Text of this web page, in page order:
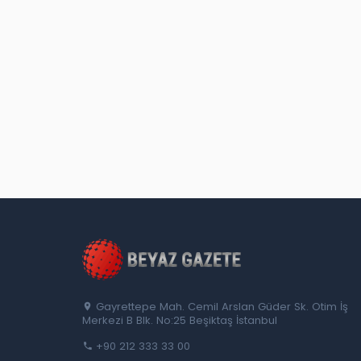
Gayrettepe Mah. Cemil Arslan Güder Sk. Otim İş
Merkezi B Blk. No:25 Beşiktaş İstanbul
+90 212 333 33 00